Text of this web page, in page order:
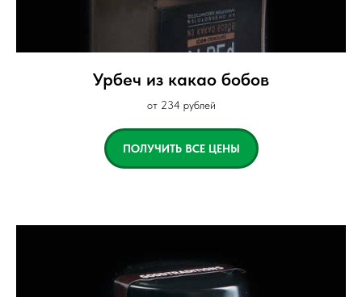
Урбеч из какао бобов
от 234 рублей
ПОЛУЧИТЬ ВСЕ ЦЕНЫ